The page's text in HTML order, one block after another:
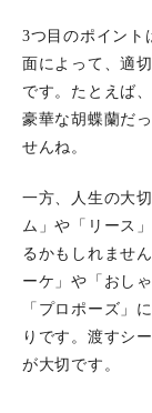
3つ目のポイント
面によって、適
です。たとえば
豪華な胡蝶蘭だ
せんね。
一方、人生の大
ム」や「リース
るかもしれませ
ーケ」や「おし
「プロポーズ」
りです。渡すシ
が大切です。